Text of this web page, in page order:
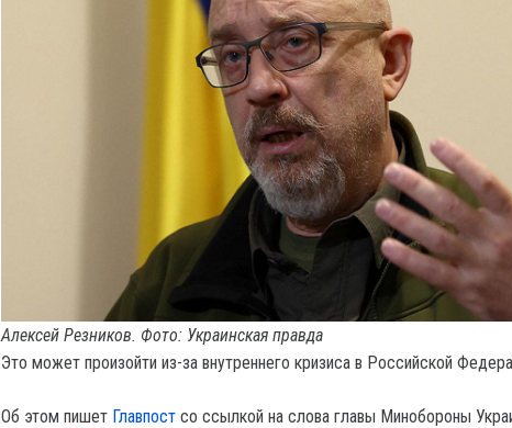
Алексей Резников. Фото: Украинская правда
Это может произойти из-за внутреннего кризиса в Российской
Об этом пишет Главпост со ссылкой на слова главы Минобороны